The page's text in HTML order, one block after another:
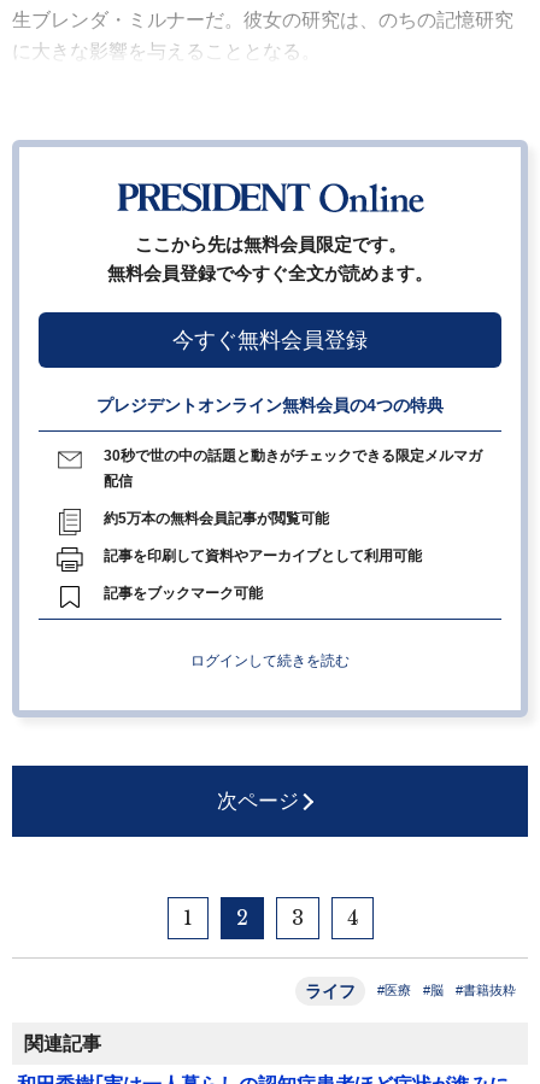
生ブレンダ・ミルナーだ。彼女の研究は、のちの記憶研究
に大きな影響を与えることとなる。
ここから先は無料会員限定です。
無料会員登録で今すぐ全文が読めます。
今すぐ無料会員登録
プレジデントオンライン無料会員の4つの特典
30秒で世の中の話題と動きがチェックできる限定メルマガ
配信
約5万本の無料会員記事が閲覧可能
記事を印刷して資料やアーカイブとして利用可能
記事をブックマーク可能
ログインして続きを読む
次ページ
1 2 3 4
ライフ #医療 #脳 #書籍抜粋
関連記事